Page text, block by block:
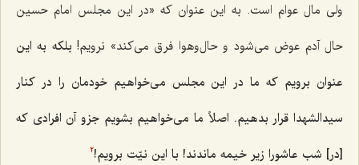
ولى مال عوام است. به اين عنوان كه «در اين مجلس امام حسین
حال آدم عوض مى‌شود و حال‌و‌هوا فرق مى‌كند» نرويم! بلكه به اين
عنوان برويم كه ما در اين مجلس مى‌خواهيم خودمان را در كنار
سيدالشهدا قرار بدهيم. اصلاً ما مى‌خواهيم بشويم جزو آن افرادى كه
[در] شب عاشورا زير خيمه ماندند! با اين نيّت برويم!2